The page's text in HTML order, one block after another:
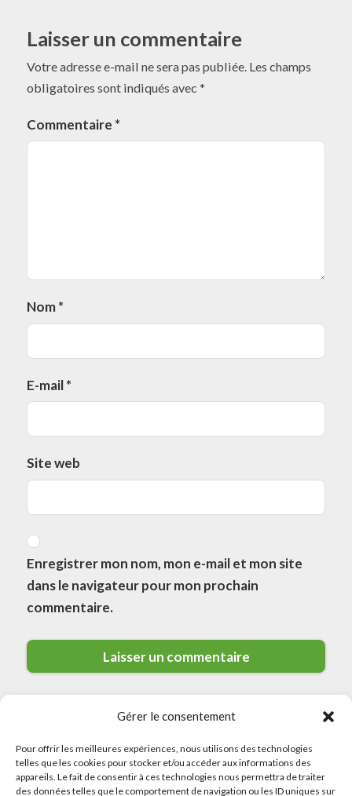
Gérer le consentement
Pour offrir les meilleures expériences, nous utilisons des technologies
telles que les cookies pour stocker et/ou accéder aux informations des
appareils. Le fait de consentir à ces technologies nous permettra de traiter
des données telles que le comportement de navigation ou les ID uniques sur
Laisser un commentaire
Votre adresse e-mail ne sera pas publiée. Les champs
obligatoires sont indiqués avec *
Commentaire *
Nom*
E-mail*
Site web
Enregistrer mon nom, mon e-mail et mon site
dans le navigateur pour mon prochain
commentaire.